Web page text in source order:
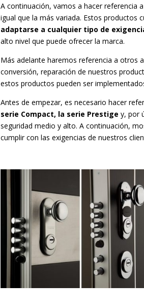
A continuación, vamos a hacer referencia
igual que la más variada. Estos productos
adaptarse a cualquier tipo de
alto nivel que puede ofrecer la marca.
Más adelante haremos referencia a otros
conversión, reparación de nuestros
estos productos pueden ser
Antes de empezar, es necesario hacer
serie Compact, la serie Prestigey, por
seguridad medio y alto. A continuación,
cumplir con las exigencias de nuestros